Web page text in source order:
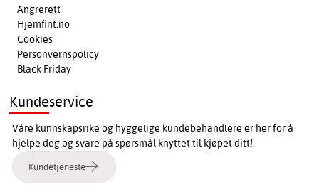
Angrerett
Hjemfint.no
Cookies
Personvernspolicy
Black Friday
Kundeservice
Våre kunnskapsrike og hyggelige kundebehandlere er her for å
hjelpe deg og svare på spørsmål knyttet til kjøpet ditt!
Kundetjeneste